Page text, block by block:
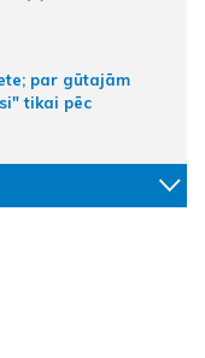
par gūtajām
tikai pēc